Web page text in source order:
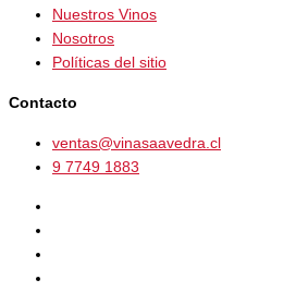
Nuestros Vinos
Nosotros
Políticas del sitio
Contacto
ventas@vinasaavedra.cl
9 7749 1883